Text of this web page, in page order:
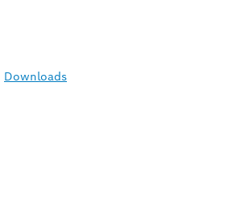
Downloads